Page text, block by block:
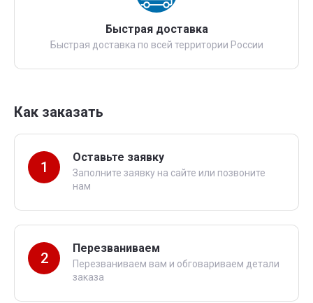
Быстрая доставка
Быстрая доставка по всей территории России
Как заказать
1
Оставьте заявку
Заполните заявку на сайте или позвоните
нам
2
Перезваниваем
Перезваниваем вам и обговариваем детали
заказа